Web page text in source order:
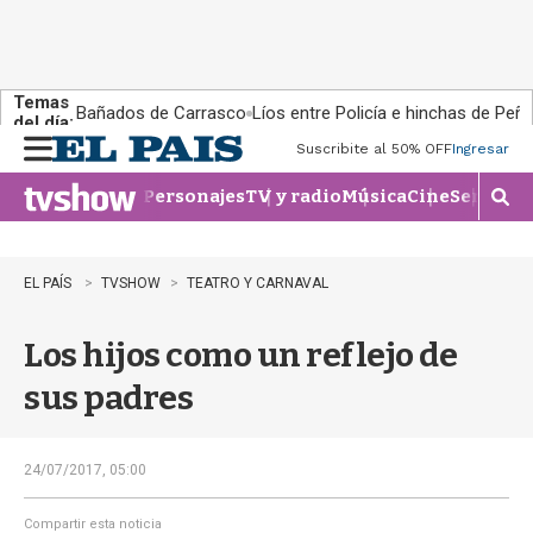
Temas
del día:Bañados de Carrasco Líos entre Policía e hinchas de
n
u
Suscribite al 50% OFFIngresar
PersonajesTV y radioMúsicaCineSeries
M
o
e
EL PAÍS TVSHOW TEATRO Y CARNAVAL
Los hijos como un reflejo de
sus padres
24/07/2017, 05:00
Compartir esta noticia